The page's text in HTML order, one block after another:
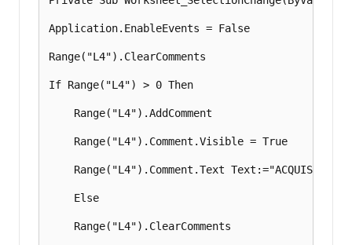
e
Application.EnableEvents = False
Range("L4").ClearComments
If Range("L4") > 0 Then
    Range("L4").AddComment
    Range("L4").Comment.Visible = True
    Range("L4").Comment.Text Text:="ACQUISTA"
    Else
    Range("L4").ClearComments